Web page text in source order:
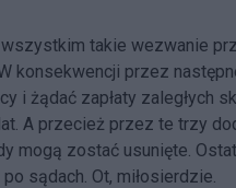
takie wezwanie
konsekwencji przez
i żądać zapłaty zaległych
A przecież przez te trzy
mogą zostać usunięte.
sądach. Ot, miłosierdzie.